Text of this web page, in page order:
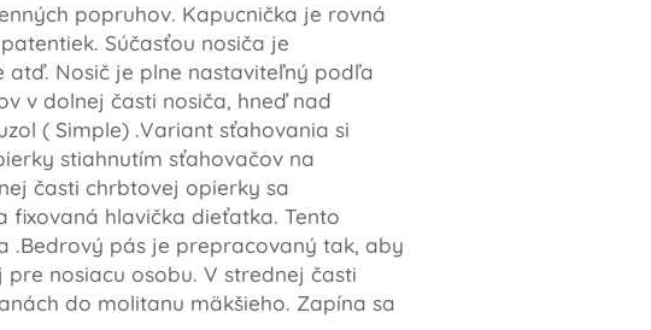
popruhov. Kapucnička je rovná
Súčasťou nosiča je
Nosič je plne nastaviteľný podľa
v dolnej časti nosiča, hneď nad
( Simple) .Variant sťahovania si
stiahnutím sťahovačov na
časti chrbtovej opierky sa
fixovaná hlavička dieťatka. Tento
.Bedrový pás je prepracovaný tak, aby
nosiacu osobu. V strednej časti
do molitanu mäkšieho. Zapína sa